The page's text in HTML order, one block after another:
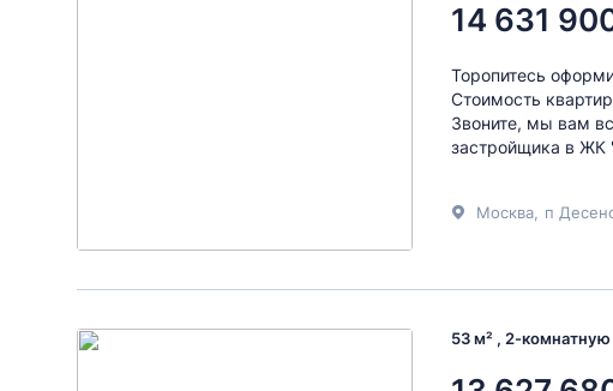
14 631
Торопитесь
Стоимость
Звоните, мы вам
застройщика в ЖК
Москва п
53 м² , 2-комнатную